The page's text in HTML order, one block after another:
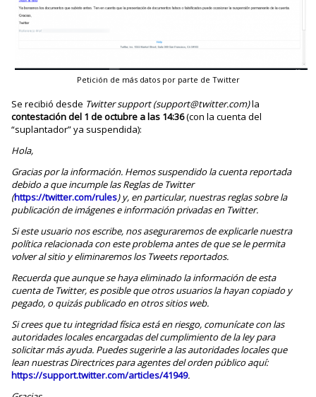
Petición de más datos por parte de Twitter
Se recibió desde Twitter support (support@twitter.com)la
contestación del 1 de octubre a las 14:36(con la cuenta del
“suplantador” ya suspendida):
Hola,
Gracias por la información. Hemos suspendido la cuenta reportada
debido a que incumple las Reglas de Twitter
(https://twitter.com/rules) y, en particular, nuestras reglas sobre la
publicación de imágenes e información privadas en Twitter.
Si este usuario nos escribe, nos aseguraremos de explicarle nuestra
política relacionada con este problema antes de que se le permita
volver al sitio y eliminaremos los Tweets reportados.
Recuerda que aunque se haya eliminado la información de esta
cuenta de Twitter, es posible que otros usuarios la hayan copiado y
pegado, o quizás publicado en otros sitios web.
Si crees que tu integridad física está en riesgo, comunícate con las
autoridades locales encargadas del cumplimiento de la ley para
solicitar más ayuda. Puedes sugerirle a las autoridades locales que
lean nuestras Directrices para agentes del orden público aquí:
https://support.twitter.com/articles/41949.